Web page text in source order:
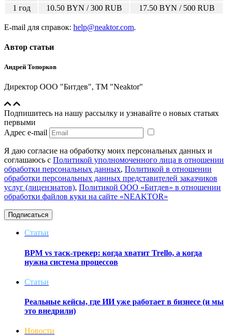
1 год
10.50 BYN / 300 RUB 17.50 BYN / 500 RUB
E-mail для справок: help@neaktor.com.
Автор статьи
Андрей Топорков
Директор ООО "Битдев", ТМ "Neaktor"
Подпишитесь на нашу рассылку и узнавайте о новых статьях
первыми
Адрес e-mail
Я даю согласие на обработку моих персональных данных и
соглашаюсь с Политикой уполномоченного лица в отношении
обработки персональных данных, Политикой в отношении
обработки персональных данных представителей заказчиков
услуг (лицензиатов), Политикой ООО «Битдев» в отношении
обработки файлов куки на сайте «NEAKTOR»
Подписаться
Статьи
BPM vs таск-трекер: когда хватит Trello, а когда
нужна система процессов
Статьи
Реальные кейсы, где ИИ уже работает в бизнесе (и мы
это внедрили)
Новости